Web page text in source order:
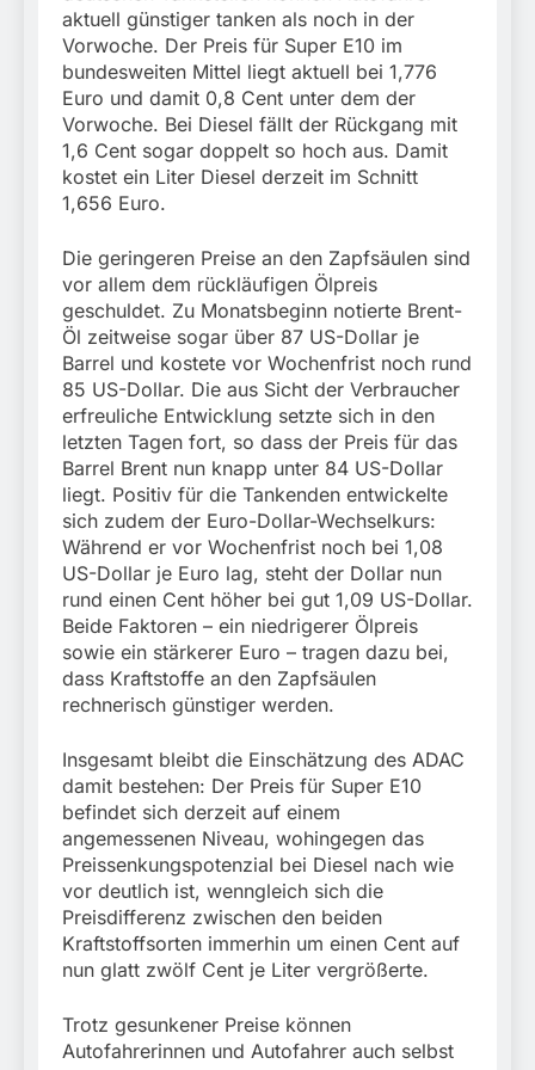
Beinahekollision an
Bahnübergang in Aubing
/ Bundespolizei ermittelt
wegen gefährlichen
Eingriffs in den
Bahnverkehr
5. August 2026
aktuell günstiger tanken als noch in der
Vorwoche. Der Preis für Super E10 im
bundesweiten Mittel liegt aktuell bei 1,776
Euro und damit 0,8 Cent unter dem der
Vorwoche. Bei Diesel fällt der Rückgang mit
1,6 Cent sogar doppelt so hoch aus. Damit
kostet ein Liter Diesel derzeit im Schnitt
1,656 Euro.
Die geringeren Preise an den Zapfsäulen sind
vor allem dem rückläufigen Ölpreis
geschuldet. Zu Monatsbeginn notierte Brent-
Öl zeitweise sogar über 87 US-Dollar je
Barrel und kostete vor Wochenfrist noch rund
85 US-Dollar. Die aus Sicht der Verbraucher
erfreuliche Entwicklung setzte sich in den
letzten Tagen fort, so dass der Preis für das
Barrel Brent nun knapp unter 84 US-Dollar
liegt. Positiv für die Tankenden entwickelte
sich zudem der Euro-Dollar-Wechselkurs:
Während er vor Wochenfrist noch bei 1,08
US-Dollar je Euro lag, steht der Dollar nun
rund einen Cent höher bei gut 1,09 US-Dollar.
Beide Faktoren – ein niedrigerer Ölpreis
sowie ein stärkerer Euro – tragen dazu bei,
dass Kraftstoffe an den Zapfsäulen
rechnerisch günstiger werden.
Insgesamt bleibt die Einschätzung des ADAC
damit bestehen: Der Preis für Super E10
befindet sich derzeit auf einem
angemessenen Niveau, wohingegen das
Preissenkungspotenzial bei Diesel nach wie
vor deutlich ist, wenngleich sich die
Preisdifferenz zwischen den beiden
Kraftstoffsorten immerhin um einen Cent auf
nun glatt zwölf Cent je Liter vergrößerte.
Trotz gesunkener Preise können
Autofahrerinnen und Autofahrer auch selbst